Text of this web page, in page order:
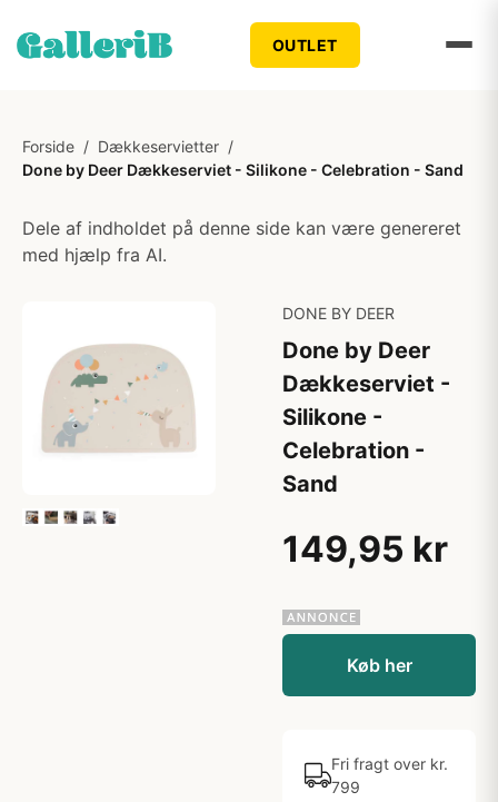
OUTLET
Forside / Dækkeservietter /
Done by Deer Dækkeserviet - Silikone - Celebration - Sand
Dele af indholdet på denne side kan være genereret
med hjælp fra AI.
DONE BY DEER
Done by Deer
Dækkeserviet -
Silikone -
Celebration -
Sand
149,95 kr
Køb her
Fri fragt over kr.
799